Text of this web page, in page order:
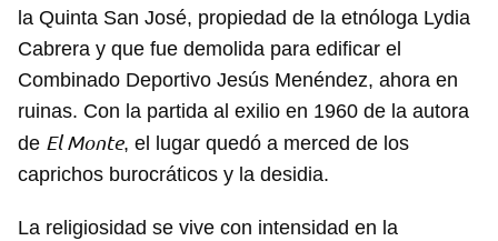
la Quinta San José, propiedad de la etnóloga Lydia
Cabrera y que fue demolida para edificar el
Combinado Deportivo Jesús Menéndez, ahora en
ruinas. Con la partida al exilio en 1960 de la autora
de El Monte, el lugar quedó a merced de los
caprichos burocráticos y la desidia.
La religiosidad se vive con intensidad en la